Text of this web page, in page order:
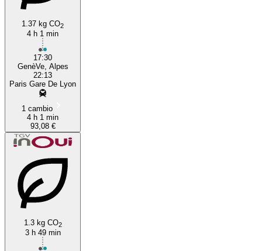
1.37 kg CO2
4 h 1 min
17:30
GenèVe, Alpes
22:13
Paris Gare De Lyon
1 cambio
4 h 1 min
93,08 €
1.3 kg CO2
3 h 49 min